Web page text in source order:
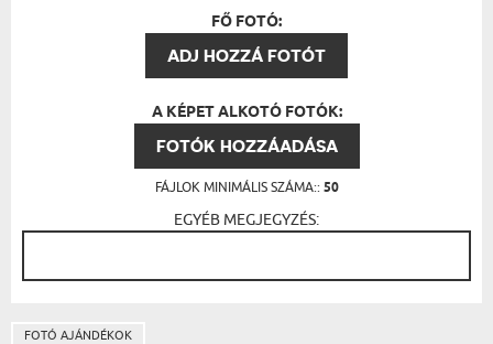
FŐ FOTÓ:
ADJ HOZZÁ FOTÓT
A KÉPET ALKOTÓ FOTÓK:
FOTÓK HOZZÁADÁSA
FÁJLOK MINIMÁLIS SZÁMA:: 50
EGYÉB MEGJEGYZÉS:
FOTÓ AJÁNDÉKOK